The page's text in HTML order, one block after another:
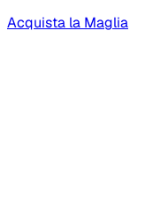
Acquista la Maglia